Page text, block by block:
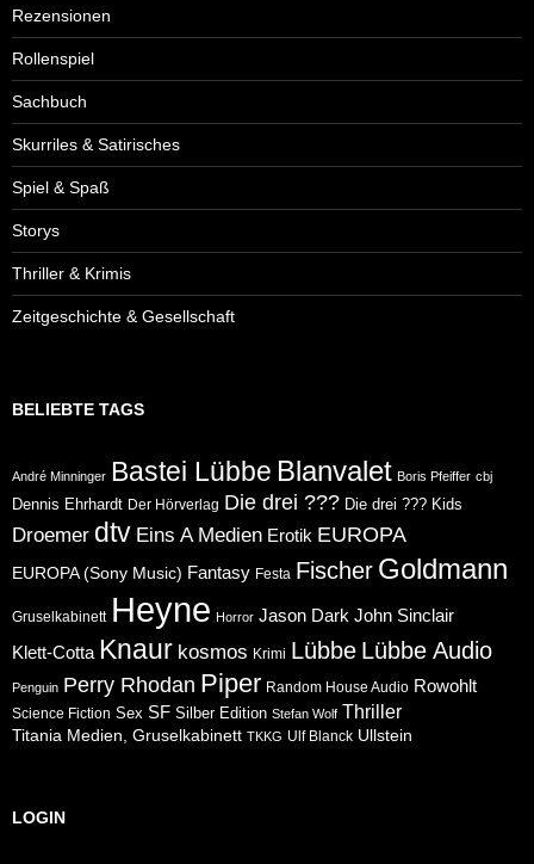
Rezensionen
Rollenspiel
Sachbuch
Skurriles & Satirisches
Spiel & Spaß
Storys
Thriller & Krimis
Zeitgeschichte & Gesellschaft
BELIEBTE TAGS
André Minninger Bastei Lübbe Blanvalet Boris Pfeiffer cbj
Dennis Ehrhardt Der Hörverlag Die drei ??? Die drei ??? Kids
Droemer dtv Eins A Medien Erotik EUROPA
EUROPA (Sony Music) Fantasy Festa Fischer Goldmann
Gruselkabinett Heyne Horror Jason Dark John Sinclair
Klett-Cotta Knaur kosmos Krimi Lübbe Lübbe Audio
Penguin Perry Rhodan Piper Random House Audio Rowohlt
Science Fiction Sex SF Silber Edition Stefan Wolf Thriller
Titania Medien, Gruselkabinett TKKG Ulf Blanck Ullstein
LOGIN